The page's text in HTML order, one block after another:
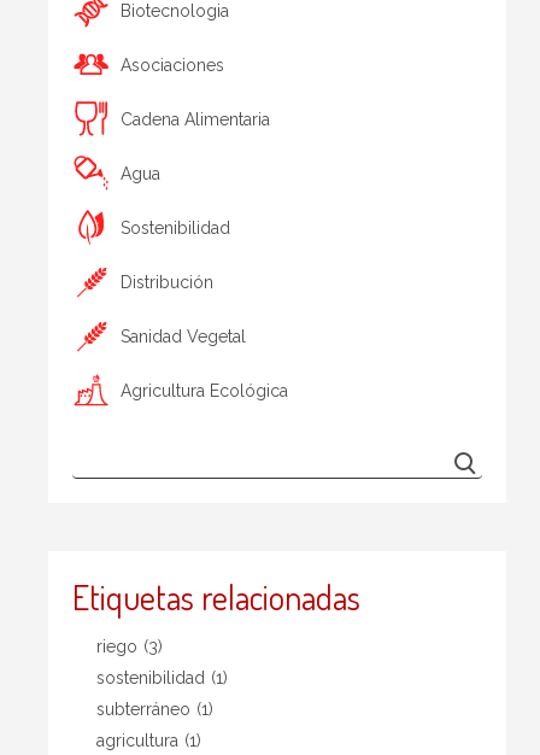
Biotecnologia
Asociaciones
Cadena Alimentaria
Agua
Sostenibilidad
Distribución
Sanidad Vegetal
Agricultura Ecológica
Etiquetas relacionadas
riego (3)
sostenibilidad (1)
subterráneo (1)
agricultura (1)